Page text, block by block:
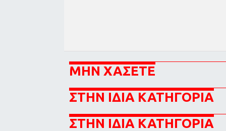
ΜΗΝ ΧΑΣΕΤΕ
ΣΤΗΝ ΙΔΙΑ ΚΑΤΗΓΟΡΙΑ
ΣΤΗΝ ΙΔΙΑ ΚΑΤΗΓΟΡΙΑ